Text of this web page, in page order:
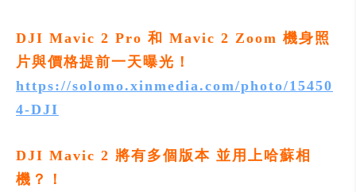
DJI Mavic 2 Pro 和 Mavic 2 Zoom 機身照
片與價格提前一天曝光！
https://solomo.xinmedia.com/photo/15450
4-DJI
DJI Mavic 2 將有多個版本 並用上哈蘇相
機？！